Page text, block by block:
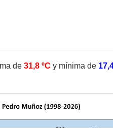
de31,8 ºC y mínima de